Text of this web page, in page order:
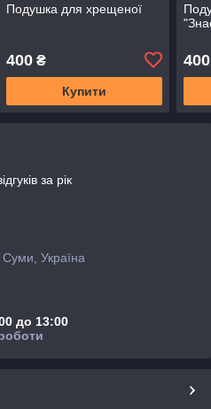
Подушка для хрещеної
400₴
Купити
400
за рік
Україна
до 13:00